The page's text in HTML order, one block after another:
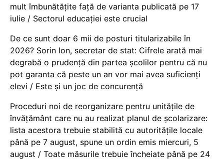
mult îmbunătățite față de varianta publicată pe 17
iulie / Sectorul educației este crucial
De ce sunt doar 6 mii de posturi titularizabile în
2026? Sorin Ion, secretar de stat: Cifrele arată mai
degrabă o prudență din partea școlilor pentru că nu
pot garanta că peste un an vor mai avea suficienți
elevi / Este și un joc de concurență
Proceduri noi de reorganizare pentru unitățile de
învățământ care nu au realizat planul de școlarizare:
lista acestora trebuie stabilită cu autoritățile locale
până pe 7 august, spune un ordin emis miercuri, 5
august / Toate măsurile trebuie încheiate până pe 24